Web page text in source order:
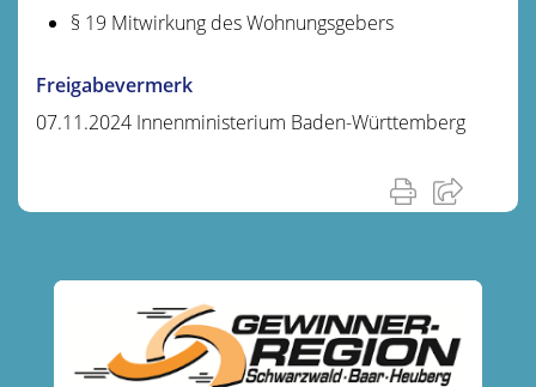
§ 19 Mitwirkung des Wohnungsgebers
Freigabevermerk
07.11.2024 Innenministerium Baden-Württemberg